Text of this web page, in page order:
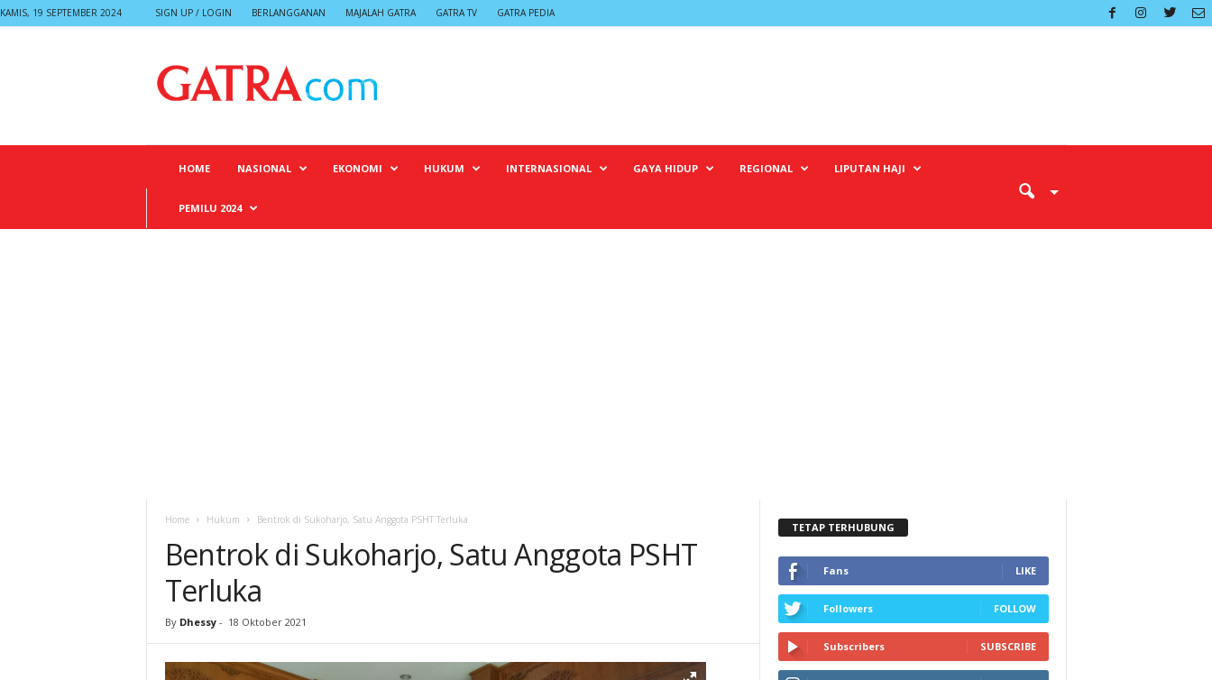
KAMIS, 19 SEPTEMBER 2024 SIGN UP / LOGIN BERLANGGANAN MAJALAH GATRA GATRA TV GATRA PEDIA
HOME NASIONAL EKONOMI HUKUM INTERNASIONAL GAYA HIDUP REGIONAL LIPUTAN HAJI
PEMILU 2024
Home Hukum Bentrok di Sukoharjo, Satu Anggota PSHT Terluka
Bentrok di Sukoharjo, Satu Anggota PSHT
Terluka
By Dhessy - 18 Oktober 2021
TETAP TERHUBUNG
Fans LIKE
Followers FOLLOW
Subscribers SUBSCRIBE